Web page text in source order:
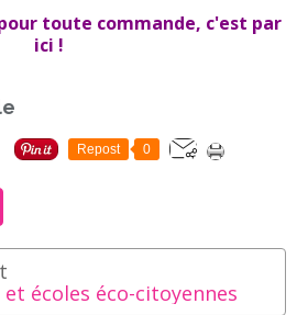
toute commande, c'est par
ici !
Repost 0
écoles éco-citoyennes